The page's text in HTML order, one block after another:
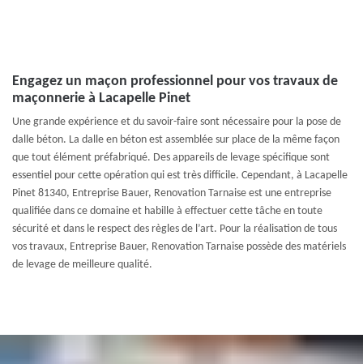
Engagez un maçon professionnel pour vos travaux de
maçonnerie à Lacapelle Pinet
Une grande expérience et du savoir-faire sont nécessaire pour la pose de
dalle béton. La dalle en béton est assemblée sur place de la même façon
que tout élément préfabriqué. Des appareils de levage spécifique sont
essentiel pour cette opération qui est très difficile. Cependant, à Lacapelle
Pinet 81340, Entreprise Bauer, Renovation Tarnaise est une entreprise
qualifiée dans ce domaine et habille à effectuer cette tâche en toute
sécurité et dans le respect des règles de l’art. Pour la réalisation de tous
vos travaux, Entreprise Bauer, Renovation Tarnaise possède des matériels
de levage de meilleure qualité.